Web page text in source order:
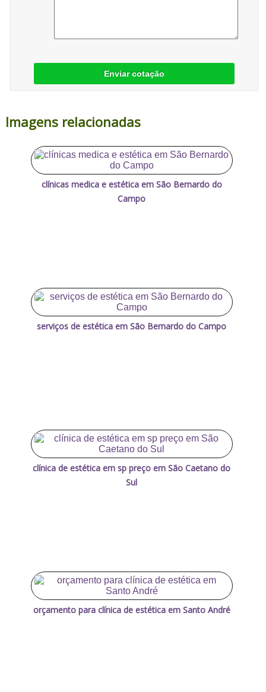
Enviar cotação
Imagens relacionadas
clínicas medica e estética em São Bernardo do
Campo
serviços de estética em São Bernardo do Campo
clínica de estética em sp preço em São Caetano do
Sul
orçamento para clínica de estética em Santo André